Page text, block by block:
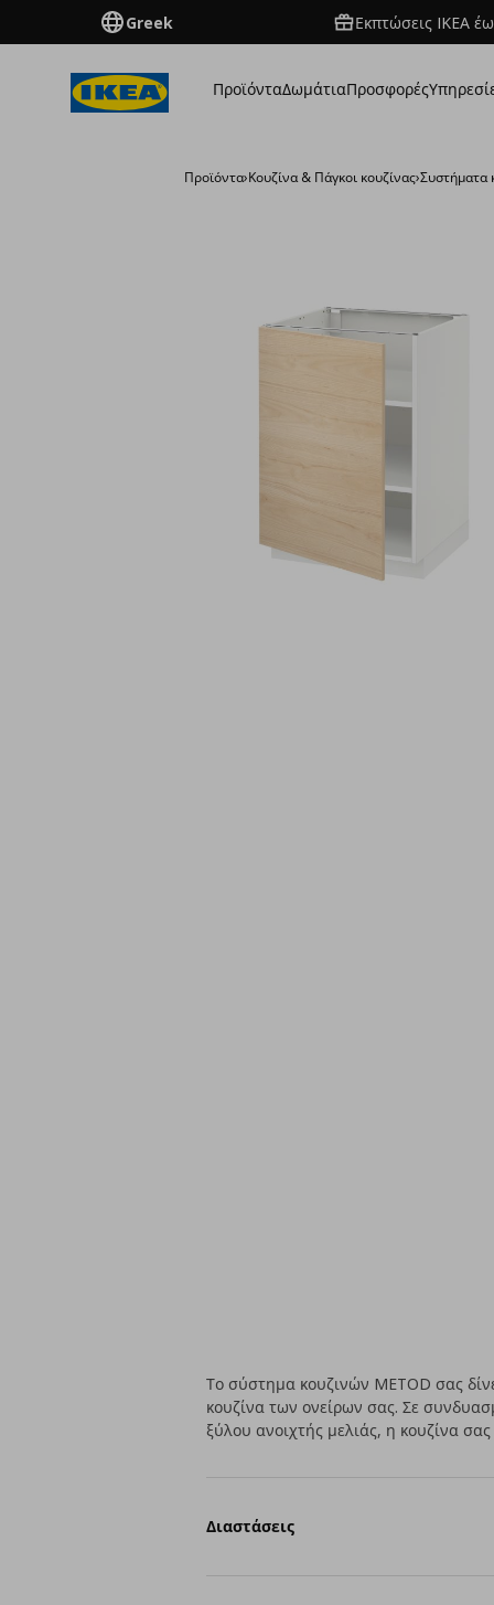
Greek Εκπτώσεις IKEA
ΠροϊόνταΔωμάτιαΠροσφορές
Προϊόντα›Κουζίνα & Πάγκοι κουζίνας›Συστήματα
Το σύστημα κουζινών METOD σας
κουζίνα των ονείρων σας. Σε
ξύλου ανοιχτής μελιάς, η κουζίνα
Διαστάσεις